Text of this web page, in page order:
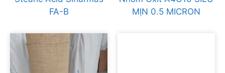
FA-B
MỊN 0.5 MICRON